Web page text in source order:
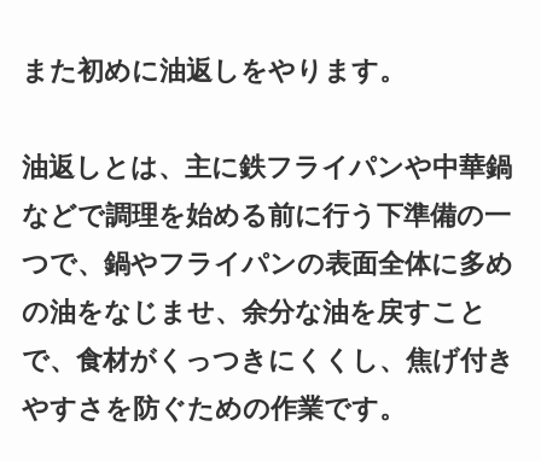
また初めに油返しをやります。
油返しとは、主に鉄フライパンや中華鍋
などで調理を始める前に行う下準備の一
つで、鍋やフライパンの表面全体に多め
の油をなじませ、余分な油を戻すこと
で、食材がくっつきにくくし、焦げ付き
やすさを防ぐための作業です。